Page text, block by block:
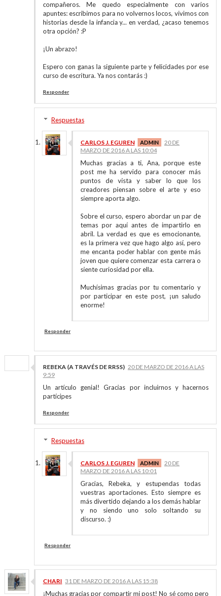
compañeros. Me quedo especialmente con varios
apuntes: escribimos para no volvernos locos, vivimos con
historias desde la infancia y... en verdad, ¿acaso tenemos
otra opción? :P
¡Un abrazo!
Espero con ganas la siguiente parte y felicidades por ese
curso de escritura. Ya nos contarás :)
Responder
Respuestas
CARLOS J. EGUREN
20 DE
MARZO DE 2016 A LAS 10:04
Muchas gracias a ti, Ana, porque este
post me ha servido para conocer más
puntos de vista y saber lo que los
creadores piensan sobre el arte y eso
siempre aporta algo.
Sobre el curso, espero abordar un par de
temas por aquí antes de impartirlo en
abril. La verdad es que es emocionante,
es la primera vez que hago algo así, pero
me encanta poder hablar con gente más
joven que quiere comenzar esta carrera o
siente curiosidad por ella.
Muchísimas gracias por tu comentario y
por participar en este post, ¡un saludo
enorme!
Responder
REBEKA (A TRAVÉS DE RRSS) 20 DE MARZO DE 2016 A LAS
9:59
Un artículo genial! Gracias por incluirnos y hacernos
partícipes
Responder
Respuestas
CARLOS J. EGUREN
20 DE
MARZO DE 2016 A LAS 10:01
Gracias, Rebeka, y estupendas todas
vuestras aportaciones. Esto siempre es
más divertido dejando a los demás hablar
y no siendo uno solo soltando su
discurso. :)
Responder
CHARI 31 DE MARZO DE 2016 A LAS 15:38
¡Muchas gracias por compartir mi post! No sé como pero